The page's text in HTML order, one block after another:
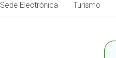
Sede Electrónica Turismo